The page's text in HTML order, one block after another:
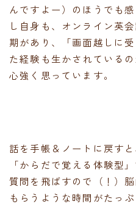
んですよー）のほうでも
し自身も、オンライン英
期があり、「画面越しに
た経験も生かされている
心強く思っています。
話を手帳＆ノートに戻す
「からだで覚える体験型
質問を飛ばすので（！）
もらうような時間がたっ